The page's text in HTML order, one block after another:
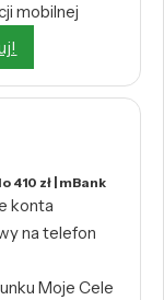
mobilnej
410 zł | mBank
konta
na telefon
Moje Cele